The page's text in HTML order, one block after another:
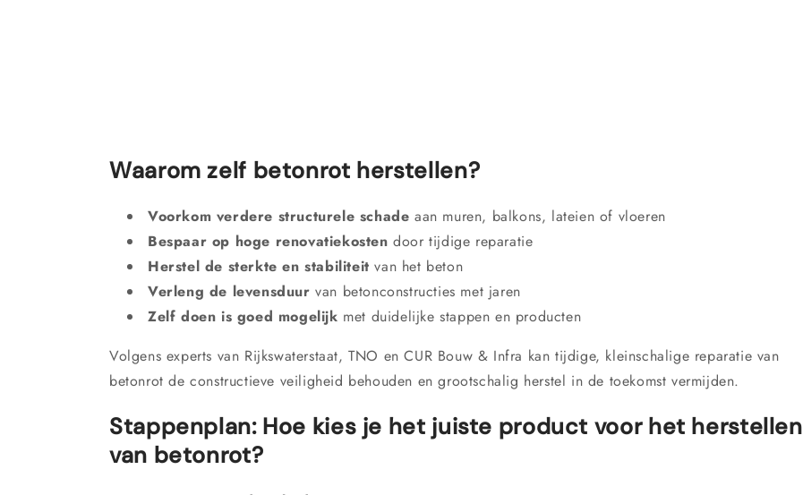
Waarom zelf betonrot herstellen?
Voorkom verdere structurele schade aan muren, balkons, lateien of vloeren
Bespaar op hoge renovatiekosten door tijdige reparatie
Herstel de sterkte en stabiliteit van het beton
Verleng de levensduur van betonconstructies met jaren
Zelf doen is goed mogelijk met duidelijke stappen en producten
Volgens experts van Rijkswaterstaat, TNO en CUR Bouw & Infra kan tijdige, kleinschalige reparatie van
betonrot de constructieve veiligheid behouden en grootschalig herstel in de toekomst vermijden.
Stappenplan: Hoe kies je het juiste product voor het herstellen
van betonrot?